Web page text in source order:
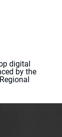
digital
by the